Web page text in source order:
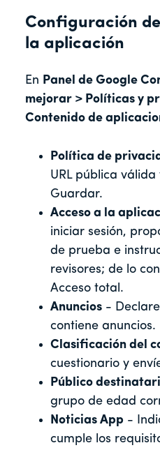
Configuración
la aplicación
En Panel de Google
mejorar > Políticas y
Contenido de
Política de
URL pública
Guardar.
Acceso a la
iniciar sesión,
de prueba e
revisores; de lo
Acceso total.
Anuncios -
contiene anuncios.
Clasificación del
cuestionario y
Público
grupo de edad
Noticias App -
cumple los